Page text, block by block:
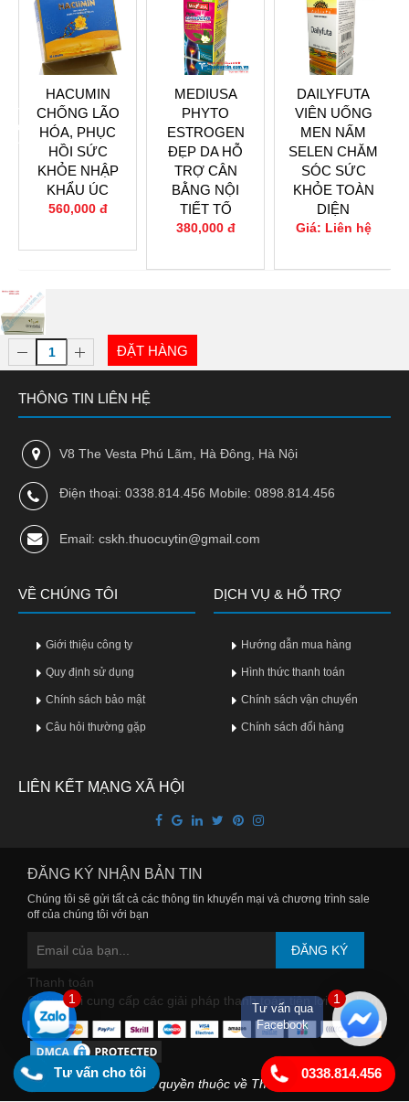
1
Tư vấn qua
Facebook
1
HACUMIN
CHỐNG LÃO
HÓA, PHỤC
HỒI SỨC
KHỎE NHẬP
KHẨU ÚC
560,000 đ
MEDIUSA
PHYTO
ESTROGEN
ĐẸP DA HỖ
TRỢ CÂN
BẰNG NỘI
TIẾT TỐ
380,000 đ
DAILYFUTA
VIÊN UỐNG
MEN NẤM
SELEN CHĂM
SÓC SỨC
KHỎE TOÀN
DIỆN
Giá: Liên hệ
next
ĐẶT HÀNG
Tư vấn cho tôi
THÔNG TIN LIÊN HỆ
V8 The Vesta Phú Lãm, Hà Đông, Hà Nội
Điện thoại: 0338.814.456 Mobile: 0898.814.456
Email: cskh.thuocuytin@gmail.com
VỀ CHÚNG TÔI
Giới thiệu công ty
Quy định sử dụng
Chính sách bảo mật
Câu hỏi thường gặp
DỊCH VỤ & HỖ TRỢ
Hướng dẫn mua hàng
Hình thức thanh toán
Chính sách vận chuyển
Chính sách đổi hàng
LIÊN KẾT MẠNG XÃ HỘI
ĐĂNG KÝ NHẬN BẢN TIN
Chúng tôi sẽ gửi tất cả các thông tin khuyến mại và chương trình sale
off của chúng tôi với bạn
ĐĂNG KÝ
Thanh toán
Chúng tôi cung cấp các giải pháp thanh toán tiện lợi cho bạn
Copyright © 2018 Bản quyền thuộc về Thuocuytin.com.vn
0338.814.456